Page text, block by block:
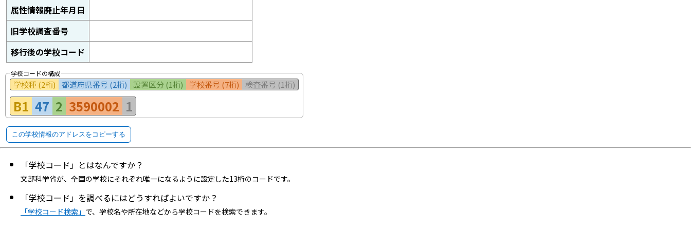
属性情報廃止年月日
旧学校調査番号
移行後の学校コード
学校コードの構成
学校種 (2桁) 都道府県番号 (2桁) 設置区分 (1桁) 学校番号 (7桁) 検査番号 (1桁)
B1 47 2 3590002 1
この学校情報のアドレスをコピーする
「学校コード」とはなんですか？
文部科学省が、全国の学校にそれぞれ唯一になるように設定した13桁のコードです。
「学校コード」を調べるにはどうすればよいですか？
「学校コード検索」 で、学校名や所在地などから学校コードを検索できます。